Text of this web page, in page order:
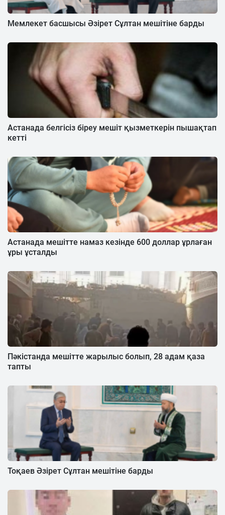
Мемлекет басшысы Әзірет Сұлтан мешітіне барды
Астанада белгісіз біреу мешіт қызметкерін пышақтап
кетті
Астанада мешітте намаз кезінде 600 доллар ұрлаған
ұры ұсталды
Пәкістанда мешітте жарылыс болып, 28 адам қаза
тапты
Тоқаев Әзірет Сұлтан мешітіне барды